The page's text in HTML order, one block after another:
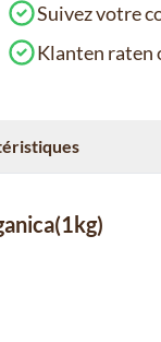
Suivez votre
Klanten raten